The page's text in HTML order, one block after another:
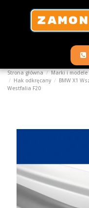
Strona główna Marki i modele
Hak odkręcany
BMW X1
Westfalia F20